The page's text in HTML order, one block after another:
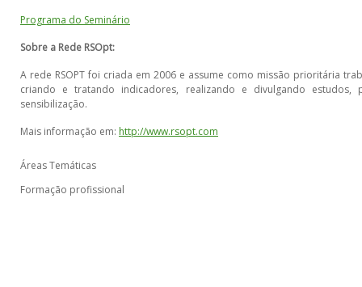
Programa do Seminário
Sobre a Rede RSOpt:
A rede RSOPT foi criada em 2006 e assume como missão prioritária
criando e tratando indicadores, realizando e divulgando
sensibilização.
Mais informação em: http://www.rsopt.com
Áreas Temáticas
Formação profissional